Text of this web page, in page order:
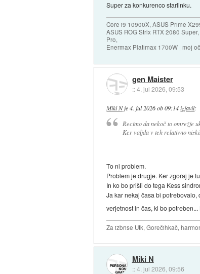
Super za konkurenco starlinku.
Core i9 10900X, ASUS Prime
ASUS ROG Strix RTX 2080
Pro,
Enermax Platimax 1700W | moj
gen Maister
::4. jul 2026, 09:53
Miki Nje4. jul 2026 ob 09:14 izjavil:
Recimo da nekoč to omrežje
Ker valjda v teh relativno
To ni problem.
Problem je drugje. Ker zgoraj je
In ko bo prišli do tega Kess
Ja kar nekaj časa bi
verjetnost in čas, ki bo
Za izbrise Utk, Gorečihkač,
Miki N
::4. jul 2026, 09:56